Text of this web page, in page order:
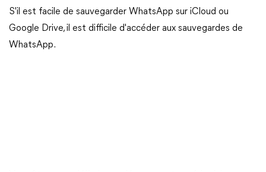
S'il est facile de sauvegarder WhatsApp sur iCloud ou
Google Drive, il est difficile d'accéder aux sauvegardes de
WhatsApp.